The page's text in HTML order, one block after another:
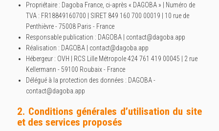
Propriétaire : Dagoba France, ci-après « DAGOBA » | Numéro de
TVA : FR18849160700 | SIRET 849 160 700 00019 | 10 rue de
Penthièvre - 75008 Paris - France
Responsable publication : DAGOBA | contact@dagoba.app
Réalisation : DAGOBA | contact@dagoba.app
Hébergeur : OVH | RCS Lille Métropole 424 761 419 00045 | 2 rue
Kellermann - 59100 Roubaix - France
Délégué à la protection des données : DAGOBA -
contact@dagoba.app
2. Conditions générales d’utilisation du site
et des services proposés